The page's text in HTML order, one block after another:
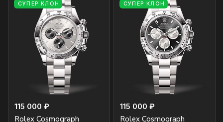
СУПЕР КЛОН
115 000 ₽
Rolex Cosmograph
СУПЕР КЛОН
115 000 ₽
Rolex Cosmograph